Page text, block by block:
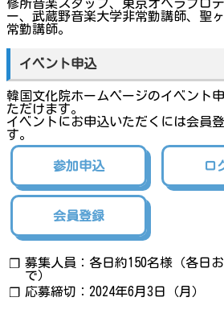
修所音楽スタッフ、東京オペラプロ
ー、武蔵野音楽大学非常勤講師、聖
常勤講師。
イベント申込
韓国文化院ホームページのイベント
ただけます。
イベントにお申込いただくには会員
す。
参加申込 ロ
会員登録
❐ 募集人員：各日約150名様（各日
で）
❐ 応募締切：2024年6月3日（月）